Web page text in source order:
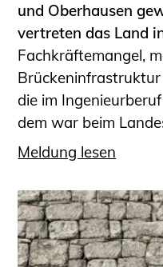
und Oberhausen
vertreten das Land
Fachkräftemangel,
die im
dem war beim
Meldung lesen